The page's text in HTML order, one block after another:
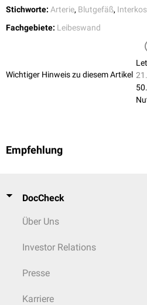
Stichworte: Arterie, Blutgefäß,
Fachgebiete: Leibeswand
Wichtiger Hinweis zu diesem Artikel
Empfehlung
DocCheck
Über Uns
Investor Relations
Presse
Karriere